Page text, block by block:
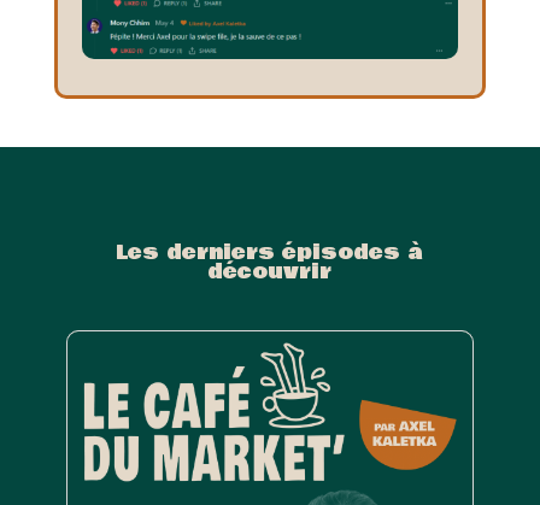
Les derniers épisodes à
découvrir